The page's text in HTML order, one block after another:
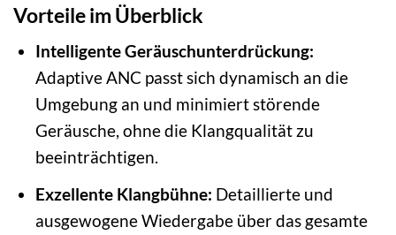
Vorteile im Überblick
Intelligente Geräuschunterdrückung:
Adaptive ANC passt sich dynamisch an die
Umgebung an und minimiert störende
Geräusche, ohne die Klangqualität zu
beeinträchtigen.
Exzellente Klangbühne: Detaillierte und
ausgewogene Wiedergabe über das gesamte